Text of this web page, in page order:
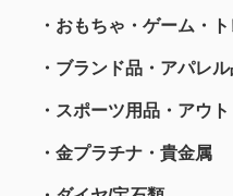
・おもちゃ・ゲーム・
・ブランド品・アパレ
・スポーツ用品・アウ
・金プラチナ・貴金属